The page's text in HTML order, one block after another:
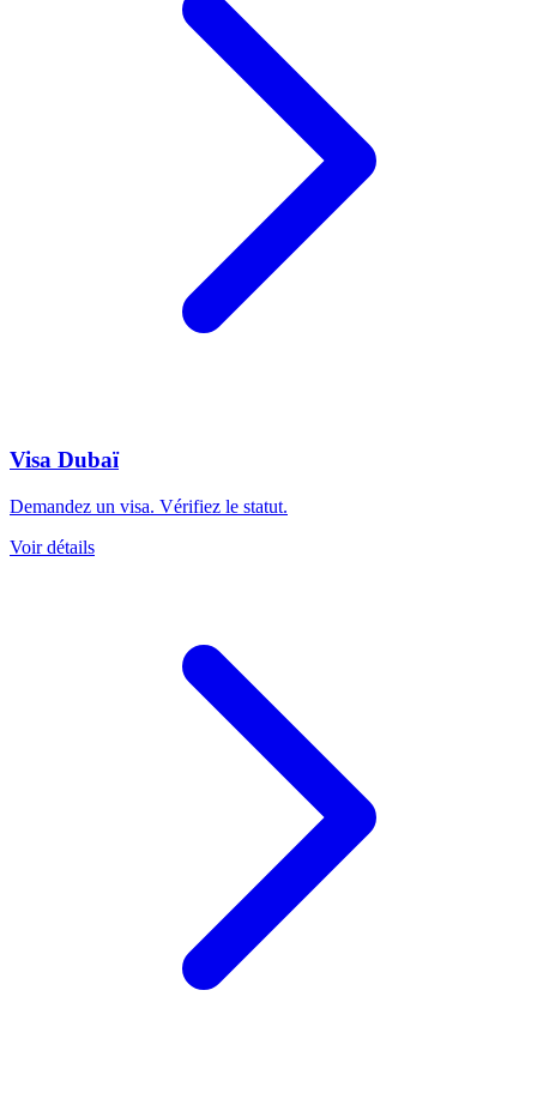
Visa Dubaï
Demandez un visa. Vérifiez le statut.
Voir détails